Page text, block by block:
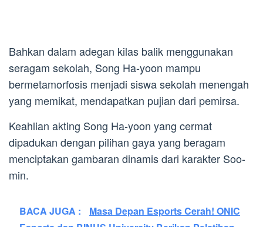
Bahkan dalam adegan kilas balik menggunakan
seragam sekolah, Song Ha-yoon mampu
bermetamorfosis menjadi siswa sekolah menengah
yang memikat, mendapatkan pujian dari pemirsa.
Keahlian akting Song Ha-yoon yang cermat
dipadukan dengan pilihan gaya yang beragam
menciptakan gambaran dinamis dari karakter Soo-
min.
BACA JUGA :
Masa Depan Esports Cerah! ONIC